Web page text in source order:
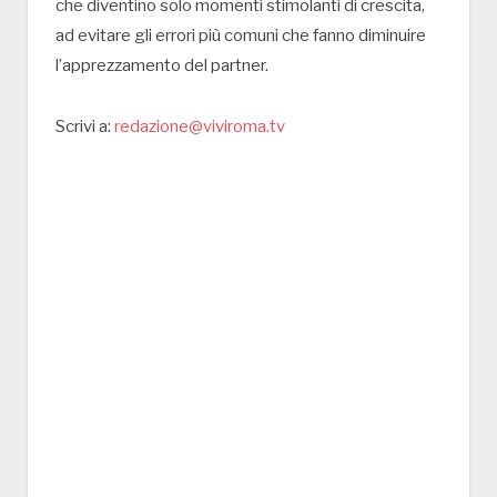
che diventino solo momenti stimolanti di crescita,
ad evitare gli errori più comuni che fanno diminuire
l’apprezzamento del partner.
Scrivi a: redazione@viviroma.tv